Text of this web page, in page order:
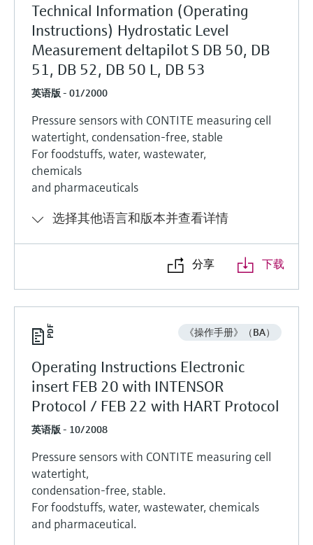
Technical Information (Operating
Instructions) Hydrostatic Level
Measurement deltapilot S DB 50, DB
51, DB 52, DB 50 L, DB 53
英语版 - 01/2000
Pressure sensors with CONTITE measuring cell
watertight, condensation-free, stable
For foodstuffs, water, wastewater,
chemicals
and pharmaceuticals
选择其他语言和版本并查看详情
分享 下载
《操作手册》（BA）
Operating Instructions Electronic
insert FEB 20 with INTENSOR
Protocol / FEB 22 with HART Protocol
英语版 - 10/2008
Pressure sensors with CONTITE measuring cell
watertight,
condensation-free, stable.
For foodstuffs, water, wastewater, chemicals
and pharmaceutical.